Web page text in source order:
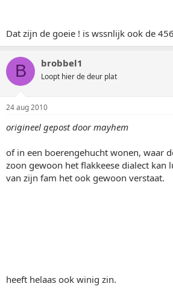
Dat zijn de goeie ! is wssnlijk ook de
B brobbel1
Loopt hier de deur plat
24 aug 2010
origineel gepost door mayhem
of in een boerengehucht wonen, waar
zoon gewoon het flakkeese dialect kan
van zijn fam het ook gewoon verstaat.
heeft helaas ook winig zin.